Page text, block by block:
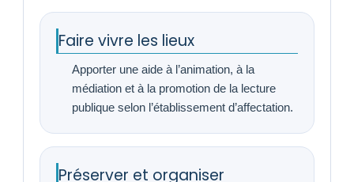
Faire vivre les lieux
Apporter une aide à l’animation, à la
médiation et à la promotion de la lecture
publique selon l’établissement d’affectation.
Préserver et organiser